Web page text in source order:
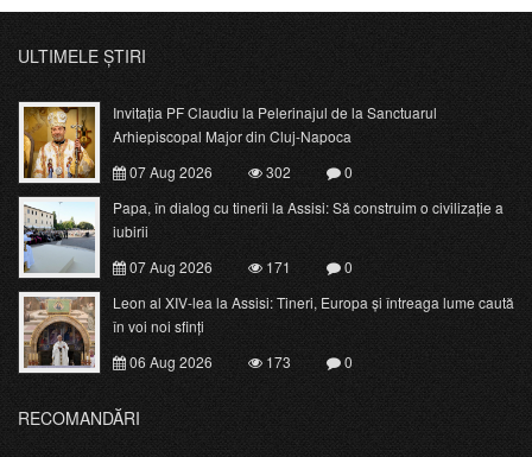
ULTIMELE ȘTIRI
Invitația PF Claudiu la Pelerinajul de la Sanctuarul
Arhiepiscopal Major din Cluj-Napoca
07 Aug 2026
302
0
Papa, în dialog cu tinerii la Assisi: Să construim o civilizație a
iubirii
07 Aug 2026
171
0
Leon al XIV-lea la Assisi: Tineri, Europa și întreaga lume caută
în voi noi sfinți
06 Aug 2026
173 0
RECOMANDĂRI